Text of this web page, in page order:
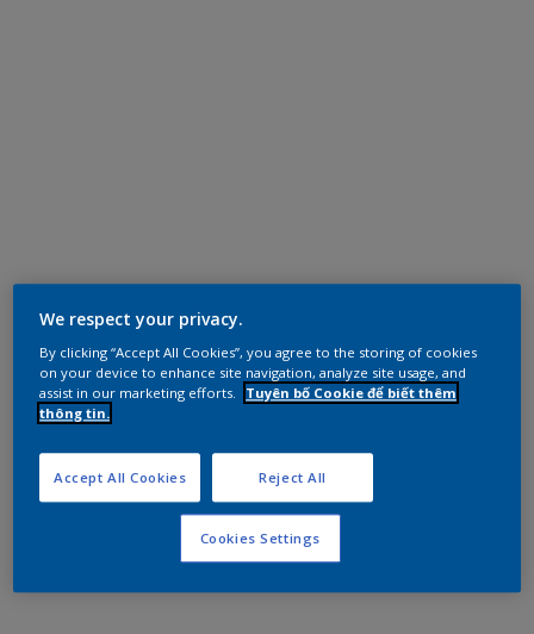
We respect your privacy.
By clicking “Accept All Cookies”, you agree to the storing of cookies
on your device to enhance site navigation, analyze site usage, and
assist in our marketing efforts.
Tuyên bố Cookie để biết thêm
thông tin.
Reject All
Accept All Cookies
Cookies Settings